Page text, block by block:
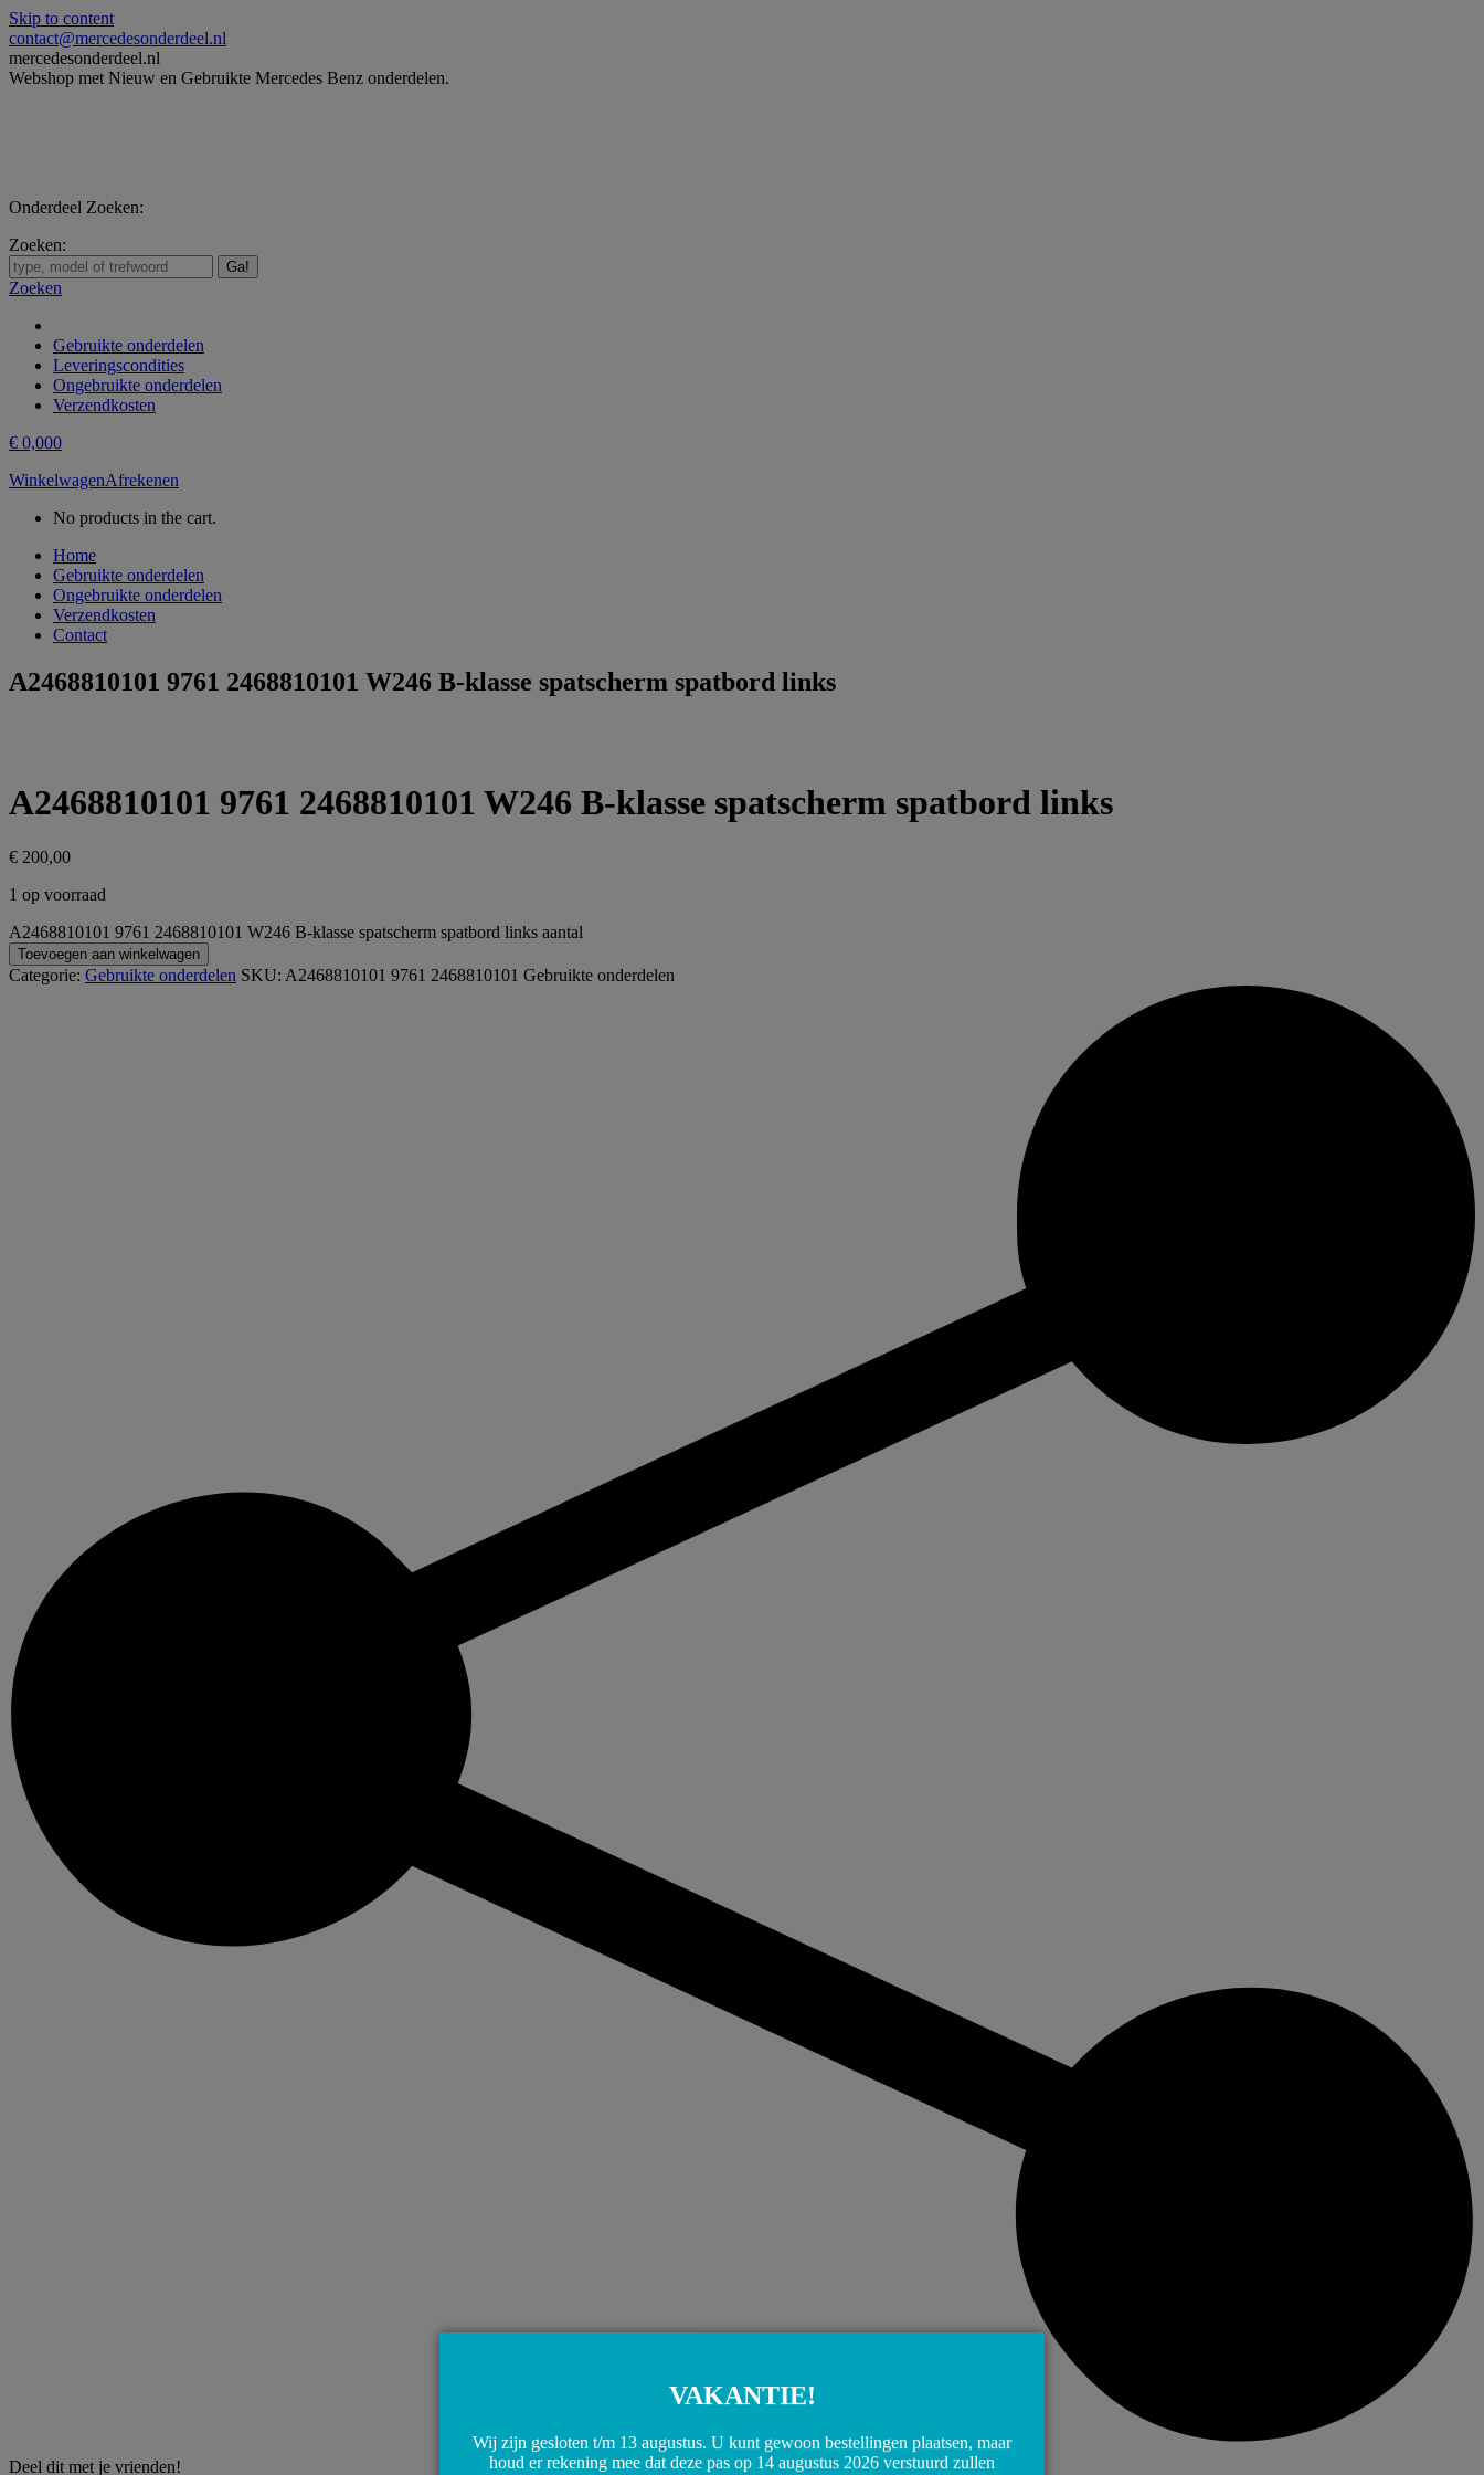
Skip to content
contact@mercedesonderdeel.nl
mercedesonderdeel.nl
Webshop met Nieuw en Gebruikte Mercedes Benz onderdelen.
Onderdeel Zoeken:
Zoeken:
Zoeken
Gebruikte onderdelen
Leveringscondities
Ongebruikte onderdelen
Verzendkosten
€ 0,000
WinkelwagenAfrekenen
No products in the cart.
Home
Gebruikte onderdelen
Ongebruikte onderdelen
Verzendkosten
Contact
A2468810101 9761 2468810101 W246 B-klasse spatscherm spatbord links
A2468810101 9761 2468810101 W246 B-klasse spatscherm spatbord links
€ 200,00
1 op voorraad
A2468810101 9761 2468810101 W246 B-klasse spatscherm spatbord links aantal
Toevoegen aan winkelwagen
Categorie: Gebruikte onderdelen SKU: A2468810101 9761 2468810101 Gebruikte onderdelen
Deel dit met je vrienden!
VAKANTIE!
Wij zijn gesloten t/m 13 augustus. U kunt gewoon bestellingen plaatsen, maar
houd er rekening mee dat deze pas op 14 augustus 2026 verstuurd zullen